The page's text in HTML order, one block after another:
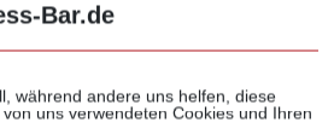
Klarglas, ohne Altglasanteil!
Bar.de
während andere uns helfen, diese
uns verwendeten Cookies und Ihren